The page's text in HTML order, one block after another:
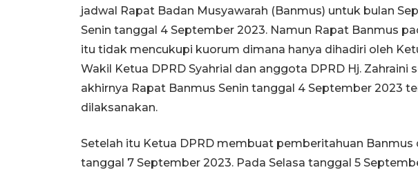
jadwal Rapat Badan Musyawarah (Banmus) untuk bulan
Senin tanggal 4 September 2023. Namun Rapat Banmus
itu tidak mencukupi kuorum dimana hanya dihadiri oleh
Wakil Ketua DPRD Syahrial dan anggota DPRD Hj. Zahraini
akhirnya Rapat Banmus Senin tanggal 4 September 2023
dilaksanakan.
Setelah itu Ketua DPRD membuat pemberitahuan
tanggal 7 September 2023. Pada Selasa tanggal 5